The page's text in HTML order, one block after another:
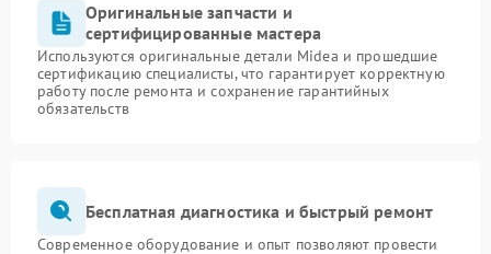
Оригинальные запчасти и
сертифицированные мастера
Используются оригинальные детали Midea и прошедшие
сертификацию специалисты, что гарантирует корректную
работу после ремонта и сохранение гарантийных
обязательств
Бесплатная диагностика и быстрый ремонт
Современное оборудование и опыт позволяют провести